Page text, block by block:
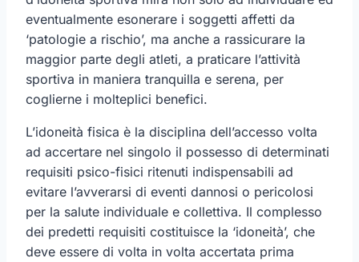
eventualmente esonerare i soggetti affetti da
‘patologie a rischio’, ma anche a rassicurare la
maggior parte degli atleti, a praticare l’attività
sportiva in maniera tranquilla e serena, per
coglierne i molteplici benefici.
L’idoneità fisica è la disciplina dell’accesso volta
ad accertare nel singolo il possesso di determinati
requisiti psico-fisici ritenuti indispensabili ad
evitare l’avverarsi di eventi dannosi o pericolosi
per la salute individuale e collettiva. Il complesso
dei predetti requisiti costituisce la ‘idoneità’, che
deve essere di volta in volta accertata prima